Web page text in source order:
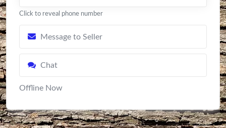
Click to reveal phone number
Message to Seller
Chat
Offline Now